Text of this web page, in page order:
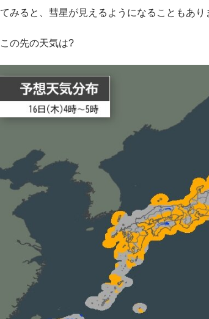
てみると、彗星が見えるようになることもあり
この先の天気は?